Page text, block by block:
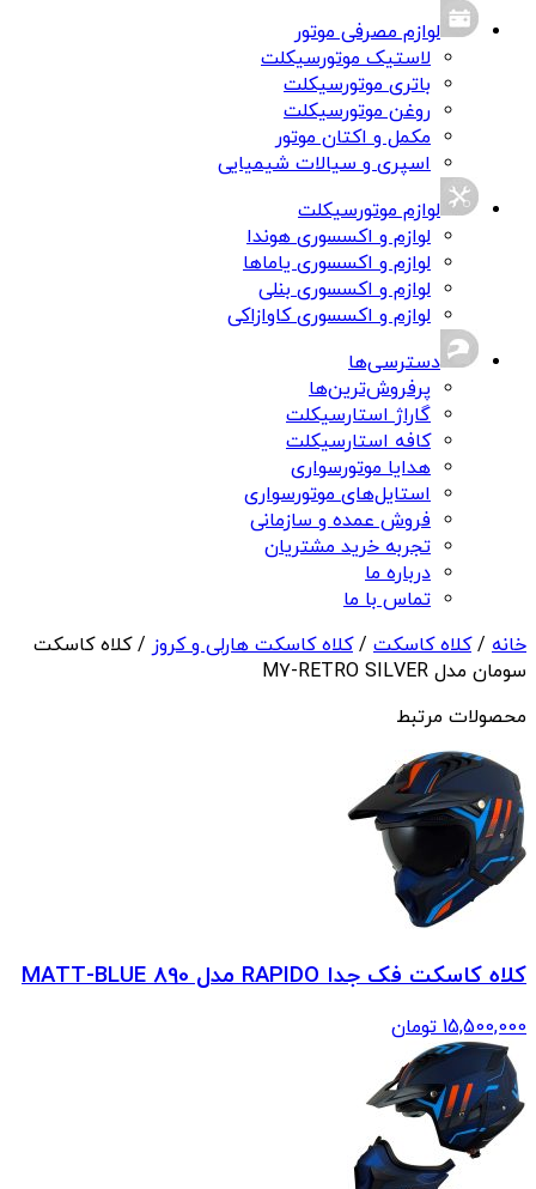
لوازم مصرفی موتور
لاستیک موتورسیکلت
باتری موتورسیکلت
روغن موتورسیکلت
مکمل و اکتان موتور
اسپری و سیالات شیمیایی
لوازم موتورسیکلت
لوازم و اکسسوری هوندا
لوازم و اکسسوری یاماها
لوازم و اکسسوری بنلی
لوازم و اکسسوری کاوازاکی
دسترسی‌ها
پرفروش‌ترین‌ها
گاراژ استارسیکلت
کافه استارسیکلت
هدایا موتورسواری
استایل‌های موتورسواری
فروش عمده و سازمانی
تجربه خرید مشتریان
درباره ما
تماس با ما
خانه /کلاه کاسکت /کلاه کاسکت هارلی و کروز / کلاه کاسکت
سومان مدل M7-RETRO SILVER
محصولات مرتبط
کلاه کاسکت فک جدا RAPIDO مدل 890 MATT-BLUE
15,500,000 تومان